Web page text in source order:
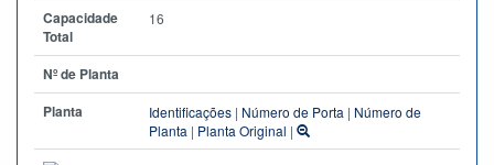
Capacidade
Total
16
Nº de Planta
Planta
Identificações | Número de Porta | Número de
Planta | Planta Original |